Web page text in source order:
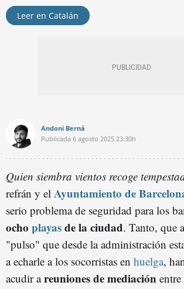
Leer en Catalán
Andoni Berná
Publicada 6 agosto 2025 23:30h
Quien siembra vientos recoge
refrán y el Ayuntamiento de
serio problema de seguridad para los
ocho playasde la ciudad. Tanto, que
"pulso" que desde la administración
a echarle a los socorristas en huelga,
acudir areuniones de mediación